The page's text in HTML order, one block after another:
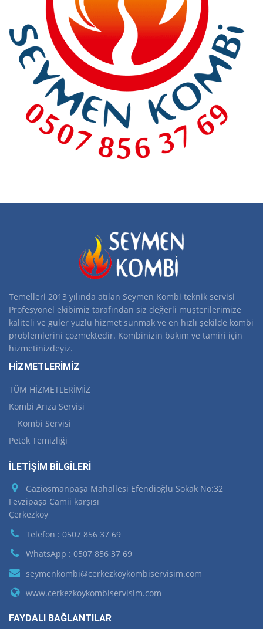
Temelleri 2013 yılında atılan Seymen Kombi teknik servisi
Profesyonel ekibimiz tarafından siz değerli müşterilerimize
kaliteli ve güler yüzlü hizmet sunmak ve en hızlı şekilde kombi
problemlerini çözmektedir. Kombinizin bakım ve tamiri için
hizmetinizdeyiz.
HİZMETLERİMİZ
TÜM HİZMETLERİMİZ
Kombi Arıza Servisi
Kombi Servisi
Petek Temizliği
İLETİŞİM BİLGİLERİ
Gaziosmanpaşa Mahallesi Efendioğlu Sokak No:32
Fevzipaşa Camii karşısı
Çerkezköy
Telefon : 0507 856 37 69
WhatsApp : 0507 856 37 69
seymenkombi@cerkezkoykombiservisim.com
www.cerkezkoykombiservisim.com
FAYDALI BAĞLANTILAR